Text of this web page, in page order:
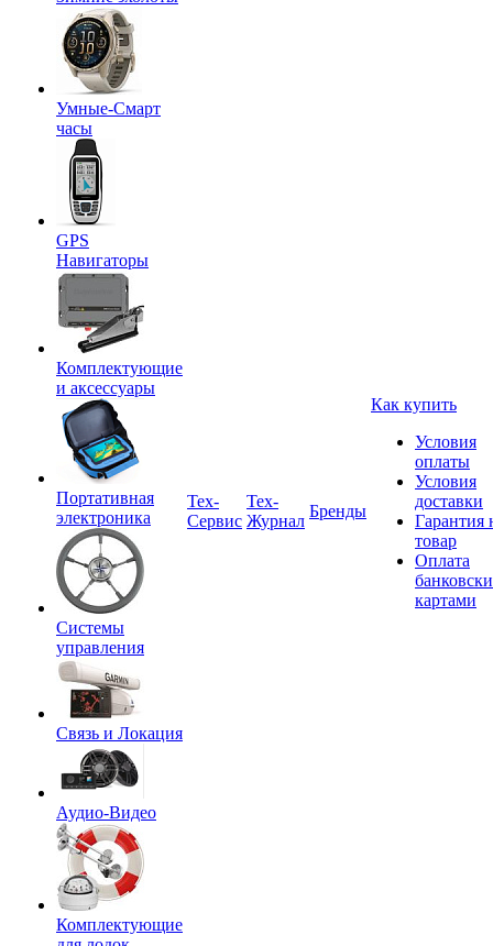
Умные-Смарт
часы
GPS
Навигаторы
Комплектующие
и аксессуары
Портативная
электроника
Системы
управления
Связь и Локация
Аудио-Видео
Комплектующие
Tex-
Сервис
Тех-
Журнал
Бренды
Как купить
Условия
оплаты
Условия
доставки
Гарантия
товар
Оплата
картами